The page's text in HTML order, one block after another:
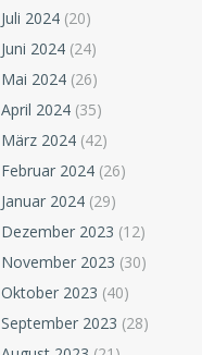
Juli 2024 (20)
Juni 2024 (24)
Mai 2024 (26)
April 2024 (35)
März 2024 (42)
Februar 2024 (26)
Januar 2024 (29)
Dezember 2023 (12)
November 2023 (30)
Oktober 2023 (40)
September 2023 (28)